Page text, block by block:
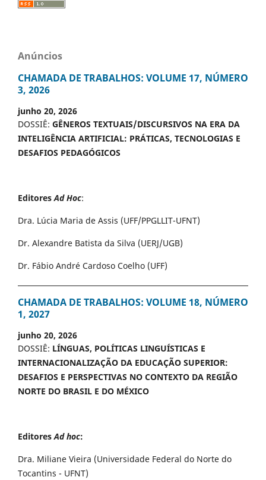
Anúncios
CHAMADA DE TRABALHOS: VOLUME 17, NÚMERO
3, 2026
junho 20, 2026
DOSSIÊ: GÊNEROS TEXTUAIS/DISCURSIVOS NA ERA DA
INTELIGÊNCIA ARTIFICIAL: PRÁTICAS, TECNOLOGIAS E
DESAFIOS PEDAGÓGICOS
EditoresAd Hoc:
Dra. Lúcia Maria de Assis (UFF/PPGLLIT-UFNT)
Dr. Alexandre Batista da Silva (UERJ/UGB)
Dr. Fábio André Cardoso Coelho (UFF)
CHAMADA DE TRABALHOS: VOLUME 18, NÚMERO
1, 2027
junho 20, 2026
DOSSIÊ: LÍNGUAS, POLÍTICAS LINGUÍSTICAS E
INTERNACIONALIZAÇÃO DA EDUCAÇÃO SUPERIOR:
DESAFIOS E PERSPECTIVAS NO CONTEXTO DA REGIÃO
NORTE DO BRASIL E DO MÉXICO
EditoresAd hoc:
Dra. Miliane Vieira (Universidade Federal do Norte do
Tocantins - UFNT)